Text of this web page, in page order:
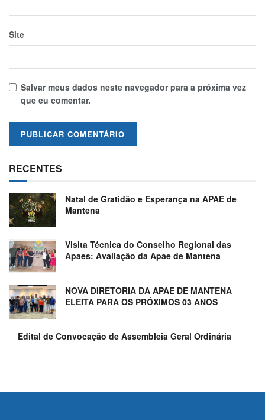
Site
Salvar meus dados neste navegador para a próxima vez
que eu comentar.
RECENTES
Natal de Gratidão e Esperança na APAE de
Mantena
Visita Técnica do Conselho Regional das
Apaes: Avaliação da Apae de Mantena
NOVA DIRETORIA DA APAE DE MANTENA
ELEITA PARA OS PRÓXIMOS 03 ANOS
Edital de Convocação de Assembleia Geral Ordinária